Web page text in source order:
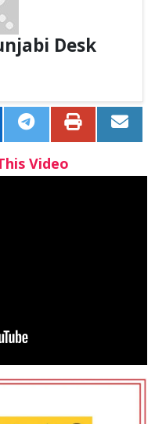
Desk
Video